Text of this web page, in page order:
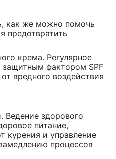
как же можно помочь
предотвратить
крема. Регулярное
защитным фактором SPF
вредного воздействия
Ведение здорового
питание,
курения и управление
процессов